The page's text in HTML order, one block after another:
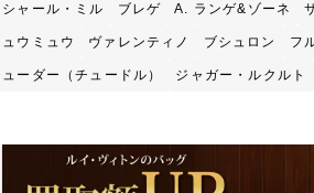
シャール・ミル ブレゲ A. ランゲ&ゾーネ
ュウミュウ ヴァレンティノ ブシュロン フ
ーダー（チュードル） ジャガー・ルクルト